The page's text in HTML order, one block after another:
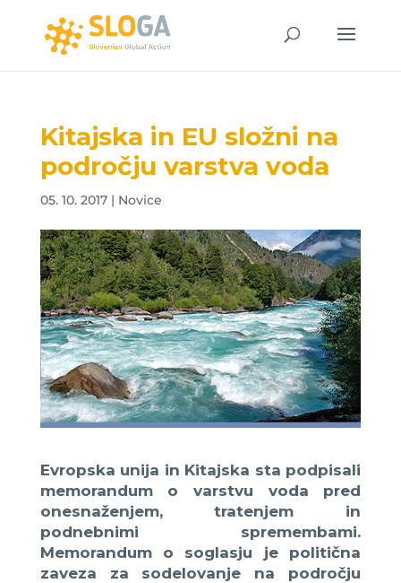
Kitajska in EU složni na
področju varstva voda
05. 10. 2017| Novice
Evropska unija in Kitajska sta podpisali
memorandum o varstvu voda pred
onesnaženjem, tratenjem in
podnebnimi spremembami.
Memorandum o soglasju je politična
zaveza za sodelovanje na področju